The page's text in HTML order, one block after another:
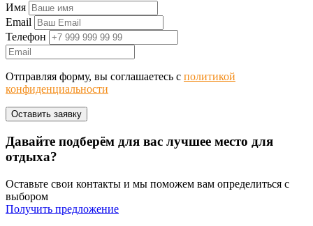
Имя
Email
Телефон
Отправляя форму, вы соглашаетесь с политикой
конфиденциальности
Давайте подберём для вас лучшее место для
отдыха?
Оставьте свои контакты и мы поможем вам определиться с
выбором
Получить предложение